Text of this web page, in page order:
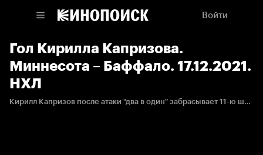
Войти
Гол Кирилла Капризова.
Миннесота – Баффало. 17.12.2021.
НХЛ
Кирилл Капризов после атаки "два в один" забрасывает 11-ю шайбу в сезоне